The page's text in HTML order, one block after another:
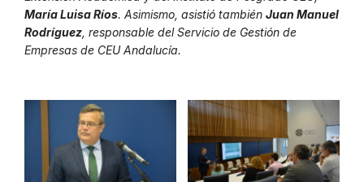
María Luisa Ríos. Asimismo, asistió también Juan Manuel
Rodríguez , responsable del Servicio de Gestión de
Empresas de CEU Andalucía.